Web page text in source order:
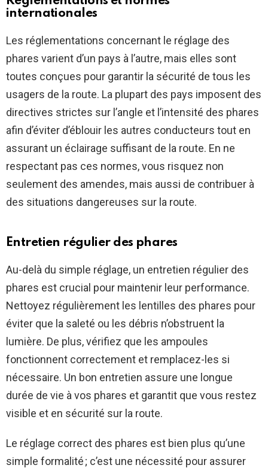
internationales
Les réglementations concernant le réglage des
phares varient d’un pays à l’autre, mais elles sont
toutes conçues pour garantir la sécurité de tous les
usagers de la route. La plupart des pays imposent des
directives strictes sur l’angle et l’intensité des phares
afin d’éviter d’éblouir les autres conducteurs tout en
assurant un éclairage suffisant de la route. En ne
respectant pas ces normes, vous risquez non
seulement des amendes, mais aussi de contribuer à
des situations dangereuses sur la route.
Entretien régulier des phares
Au-delà du simple réglage, un entretien régulier des
phares est crucial pour maintenir leur performance.
Nettoyez régulièrement les lentilles des phares pour
éviter que la saleté ou les débris n’obstruent la
lumière. De plus, vérifiez que les ampoules
fonctionnent correctement et remplacez-les si
nécessaire. Un bon entretien assure une longue
durée de vie à vos phares et garantit que vous restez
visible et en sécurité sur la route.
Le réglage correct des phares est bien plus qu’une
simple formalité ; c’est une nécessité pour assurer